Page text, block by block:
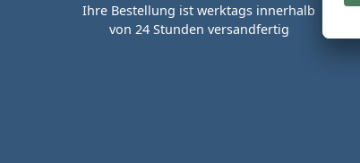
Ihre Bestellung ist werktags innerhalb
von 24 Stunden versandfertig